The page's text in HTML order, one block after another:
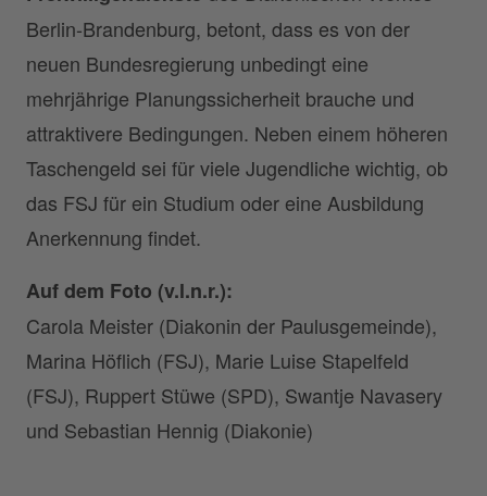
Berlin-Brandenburg, betont, dass es von der
neuen Bundesregierung unbedingt eine
mehrjährige Planungssicherheit brauche und
attraktivere Bedingungen. Neben einem höheren
Taschengeld sei für viele Jugendliche wichtig, ob
das FSJ für ein Studium oder eine Ausbildung
Anerkennung findet.
Auf dem Foto (v.l.n.r.):
Carola Meister (Diakonin der Paulusgemeinde),
Marina Höflich (FSJ), Marie Luise Stapelfeld
(FSJ), Ruppert Stüwe (SPD), Swantje Navasery
und Sebastian Hennig (Diakonie)